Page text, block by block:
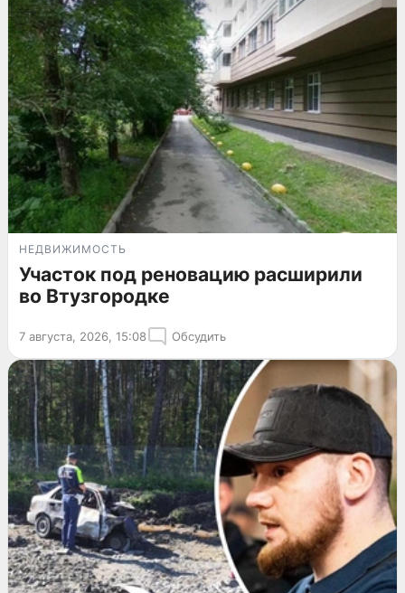
НЕДВИЖИМОСТЬ
Участок под реновацию расширили
во Втузгородке
7 августа, 2026, 15:08 Обсудить